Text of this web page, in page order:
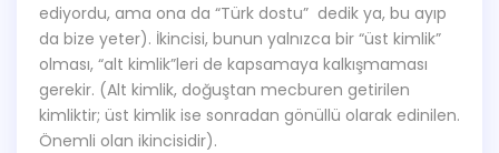
ediyordu, ama ona da “Türk dostu” dedik ya, bu ayıp
da bize yeter). İkincisi, bunun yalnızca bir “üst kimlik”
olması, “alt kimlik”leri de kapsamaya kalkışmaması
gerekir. (Alt kimlik, doğuştan mecburen getirilen
kimliktir; üst kimlik ise sonradan gönüllü olarak edinilen.
Önemli olan ikincisidir).